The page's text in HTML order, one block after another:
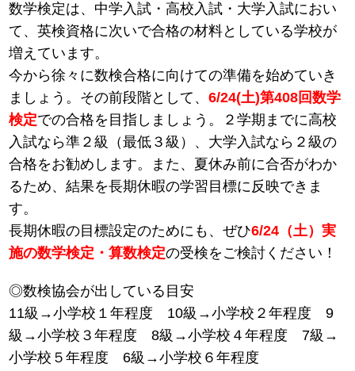
数学検定は、中学入試・高校入試・大学入試におい
て、英検資格に次いで合格の材料としている学校が
増えています。
今から徐々に数検合格に向けての準備を始めていき
ましょう。その前段階として、6/24(土)第408回数学
検定での合格を目指しましょう。２学期までに高校
入試なら準２級（最低３級）、大学入試なら２級の
合格をお勧めします。また、夏休み前に合否がわか
るため、結果を長期休暇の学習目標に反映できま
す。
長期休暇の目標設定のためにも、ぜひ6/24（土）実
施の数学検定・算数検定の受検をご検討ください！
◎数検協会が出している目安
11級→小学校１年程度 10級→小学校２年程度 9
級→小学校３年程度 8級→小学校４年程度 7級→
小学校５年程度 6級→小学校６年程度